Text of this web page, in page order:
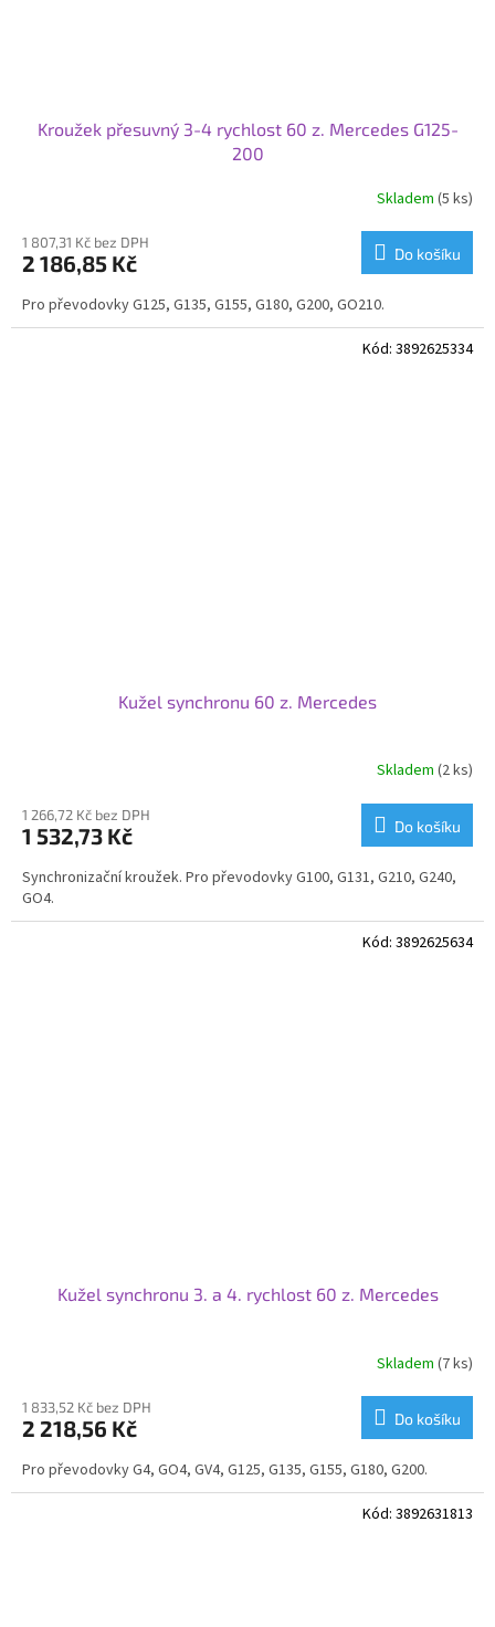
Kroužek přesuvný 3-4 rychlost 60 z. Mercedes G125-
200
Skladem (5 ks)
1 807,31 Kč bez DPH
2 186,85 Kč Do košíku
Pro převodovky G125, G135, G155, G180, G200, GO210.
Kužel synchronu 60 z. Mercedes
Skladem (2 ks)
1 266,72 Kč bez DPH
1 532,73 Kč Do košíku
Synchronizační kroužek. Pro převodovky G100, G131, G210, G240,
GO4.
Kód: 3892625334
Kužel synchronu 3. a 4. rychlost 60 z. Mercedes
Skladem (7 ks)
1 833,52 Kč bez DPH
2 218,56 Kč Do košíku
Pro převodovky G4, GO4, GV4, G125, G135, G155, G180, G200.
Kód: 3892625634
Kód: 3892631813